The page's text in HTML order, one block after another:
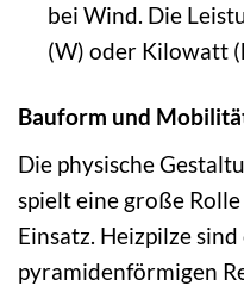
bei Wind. Die
(W) oder Kilowatt
Bauform und
Die physische
spielt eine große
Einsatz. Heizpilze
pyramidenförmigen